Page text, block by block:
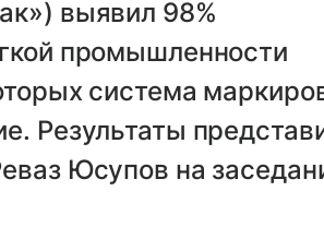
выявил 98%
промышленности
система
Результаты
Юсупов на